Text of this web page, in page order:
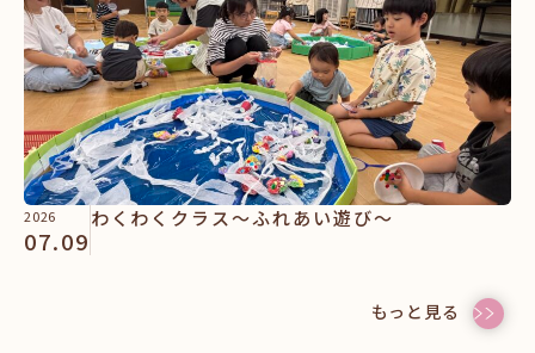
2026
07.09
わくわくクラス～ふれあい遊び～
もっと見る